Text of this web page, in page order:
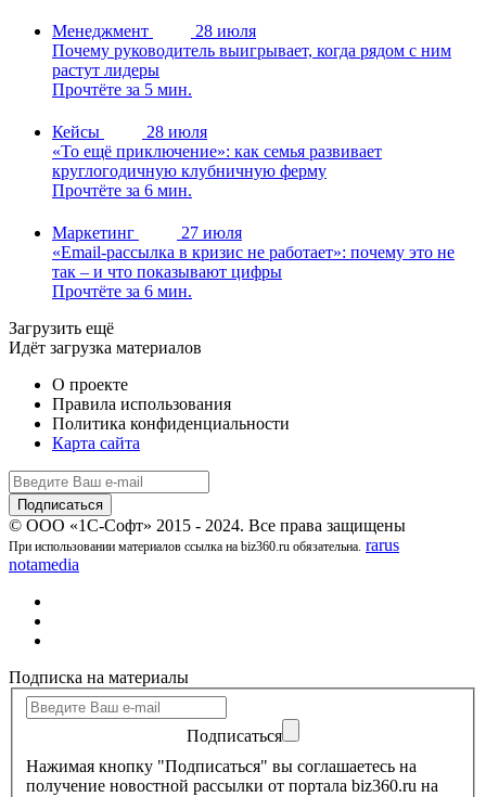
Менеджмент
28 июля
Почему руководитель выигрывает, когда рядом с ним
растут лидеры
Прочтёте за 5 мин.
Кейсы
28 июля
«То ещё приключение»: как семья развивает
круглогодичную клубничную ферму
Прочтёте за 6 мин.
Маркетинг
27 июля
«Email-рассылка в кризис не работает»: почему это не
так – и что показывают цифры
Прочтёте за 6 мин.
Загрузить ещё
Идёт загрузка материалов
О проекте
Правила использования
Политика конфиденциальности
Карта сайта
© ООО «1С-Софт» 2015 - 2024. Все права защищены
При использовании материалов ссылка на biz360.ru обязательна. rarus
notamedia
Подписка на материалы
Подписаться
Нажимая кнопку "Подписаться" вы соглашаетесь на
получение новостной рассылки от портала biz360.ru на